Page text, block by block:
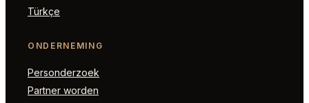
Türkçe
ONDERNEMING
Personderzoek
Partner worden